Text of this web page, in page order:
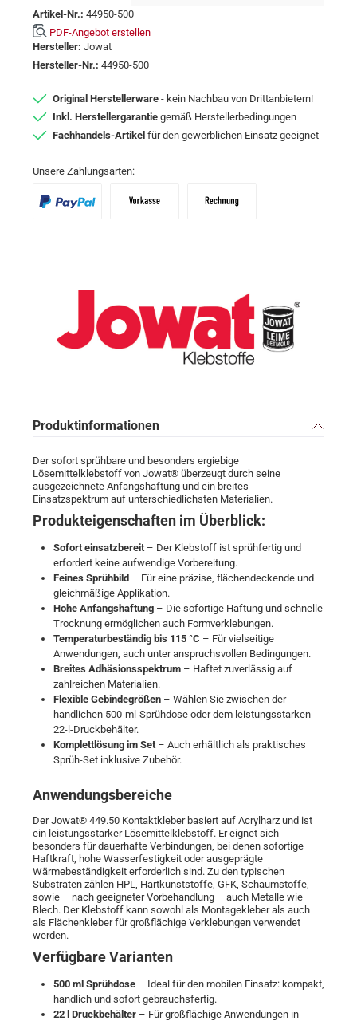
Artikel-Nr.: 44950-500
PDF-Angebot erstellen
Hersteller: Jowat
Hersteller-Nr.: 44950-500
Original Herstellerware - kein Nachbau von Drittanbietern!
Inkl. Herstellergarantie gemäß Herstellerbedingungen
Fachhandels-Artikel für den gewerblichen Einsatz geeignet
Unsere Zahlungsarten:
Produktinformationen
Der sofort sprühbare und besonders ergiebige
Lösemittelklebstoff von Jowat® überzeugt durch seine
ausgezeichnete Anfangshaftung und ein breites
Einsatzspektrum auf unterschiedlichsten Materialien.
Produkteigenschaften im Überblick:
Sofort einsatzbereit– Der Klebstoff ist sprühfertig und
erfordert keine aufwendige Vorbereitung.
Feines Sprühbild – Für eine präzise, flächendeckende und
gleichmäßige Applikation.
Hohe Anfangshaftung– Die sofortige Haftung und schnelle
Trocknung ermöglichen auch Formverklebungen.
Temperaturbeständig bis 115 °C – Für vielseitige
Anwendungen, auch unter anspruchsvollen Bedingungen.
Breites Adhäsionsspektrum– Haftet zuverlässig auf
zahlreichen Materialien.
Flexible Gebindegrößen– Wählen Sie zwischen der
handlichen 500-ml-Sprühdose oder dem leistungsstarken
22-l-Druckbehälter.
Komplettlösung im Set– Auch erhältlich als praktisches
Sprüh-Set inklusive Zubehör.
Anwendungsbereiche
Der Jowat® 449.50 Kontaktkleber basiert auf Acrylharz und ist
ein leistungsstarker Lösemittelklebstoff. Er eignet sich
besonders für dauerhafte Verbindungen, bei denen sofortige
Haftkraft, hohe Wasserfestigkeit oder ausgeprägte
Wärmebeständigkeit erforderlich sind. Zu den typischen
Substraten zählen HPL, Hartkunststoffe, GFK, Schaumstoffe,
sowie – nach geeigneter Vorbehandlung – auch Metalle wie
Blech. Der Klebstoff kann sowohl als Montagekleber als auch
als Flächenkleber für großflächige Verklebungen verwendet
werden.
Verfügbare Varianten
500 ml Sprühdose– Ideal für den mobilen Einsatz: kompakt,
handlich und sofort gebrauchsfertig.
22 l Druckbehälter– Für großflächige Anwendungen in